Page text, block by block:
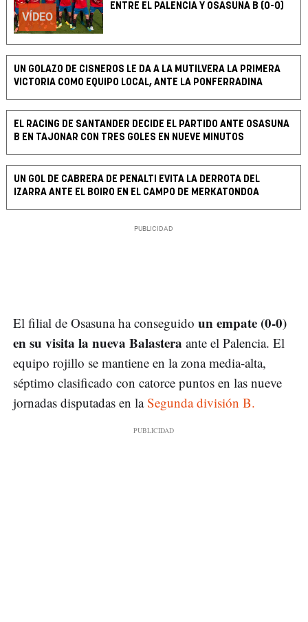
VÍDEO
ENTRE EL PALENCIA Y OSASUNA B (0-0)
UN GOLAZO DE CISNEROS LE DA A LA MUTILVERA LA PRIMERA
VICTORIA COMO EQUIPO LOCAL, ANTE LA PONFERRADINA
EL RACING DE SANTANDER DECIDE EL PARTIDO ANTE OSASUNA
B EN TAJONAR CON TRES GOLES EN NUEVE MINUTOS
UN GOL DE CABRERA DE PENALTI EVITA LA DERROTA DEL
IZARRA ANTE EL BOIRO EN EL CAMPO DE MERKATONDOA
El filial de Osasuna ha conseguido un empate (0-0)
en su visita la nueva Balastera ante el Palencia. El
equipo rojillo se mantiene en la zona media-alta,
séptimo clasificado con catorce puntos en las nueve
jornadas disputadas en laSegunda división B.